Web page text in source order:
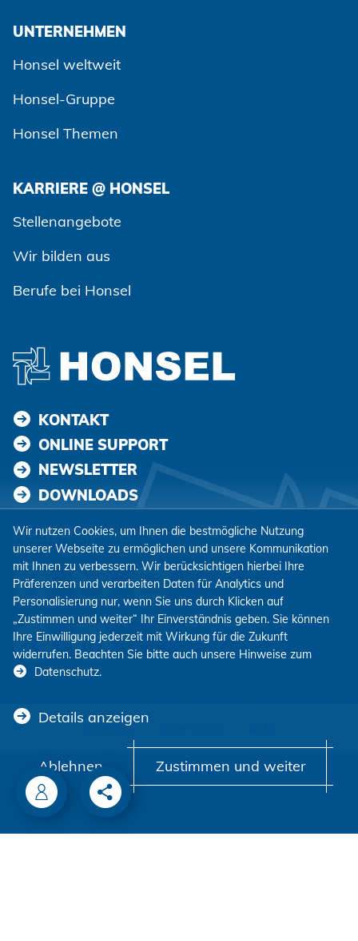
UNTERNEHMEN
Honsel weltweit
Honsel-Gruppe
Honsel Themen
KARRIERE @ HONSEL
Stellenangebote
Wir bilden aus
Berufe bei Honsel
KONTAKT
ONLINE SUPPORT
NEWSLETTER
DOWNLOADS
FOLGEN SIE UNS
Impressum
Wir nutzen Cookies, um Ihnen die bestmögliche Nutzung
unserer Webseite zu ermöglichen und unsere Kommunikation
mit Ihnen zu verbessern. Wir berücksichtigen hierbei Ihre
Präferenzen und verarbeiten Daten für Analytics und
Personalisierung nur, wenn Sie uns durch Klicken auf
„Zustimmen und weiter“ Ihr Einverständnis geben. Sie können
Ihre Einwilligung jederzeit mit Wirkung für die Zukunft
widerrufen. Beachten Sie bitte auch unsere Hinweise zum
Datenschutz.
Details anzeigen
Ablehnen Zustimmen und weiter